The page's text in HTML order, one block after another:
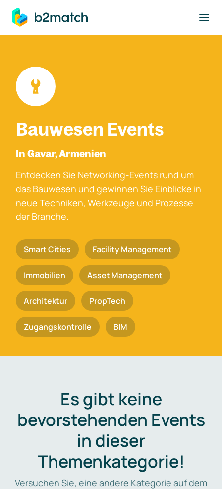
springen
Bauwesen Events
In Gavar, Armenien
Entdecken Sie Networking-Events rund um
das Bauwesen und gewinnen Sie Einblicke in
neue Techniken, Werkzeuge und Prozesse
der Branche.
Smart Cities Facility Management
Immobilien Asset Management
Architektur PropTech
Zugangskontrolle BIM
Es gibt keine
bevorstehenden Events
in dieser
Themenkategorie!
Versuchen Sie, eine andere Kategorie auf dem